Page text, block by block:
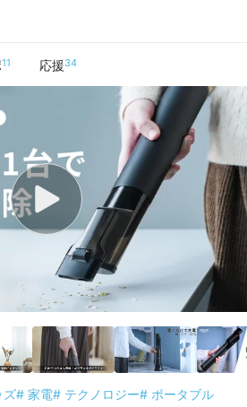
11 応援34
ズ# 家電# テクノロジー# ポータブル